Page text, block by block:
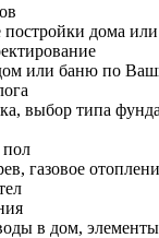
дома
или баню по
выбор типа
газовое
в дом,